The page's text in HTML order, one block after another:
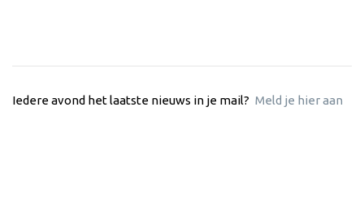
Iedere avond het laatste nieuws in je mail? Meld je hier aan